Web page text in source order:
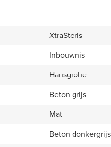
XtraStoris
Inbouwnis
Hansgrohe
Beton grijs
Mat
Beton donkergrijs